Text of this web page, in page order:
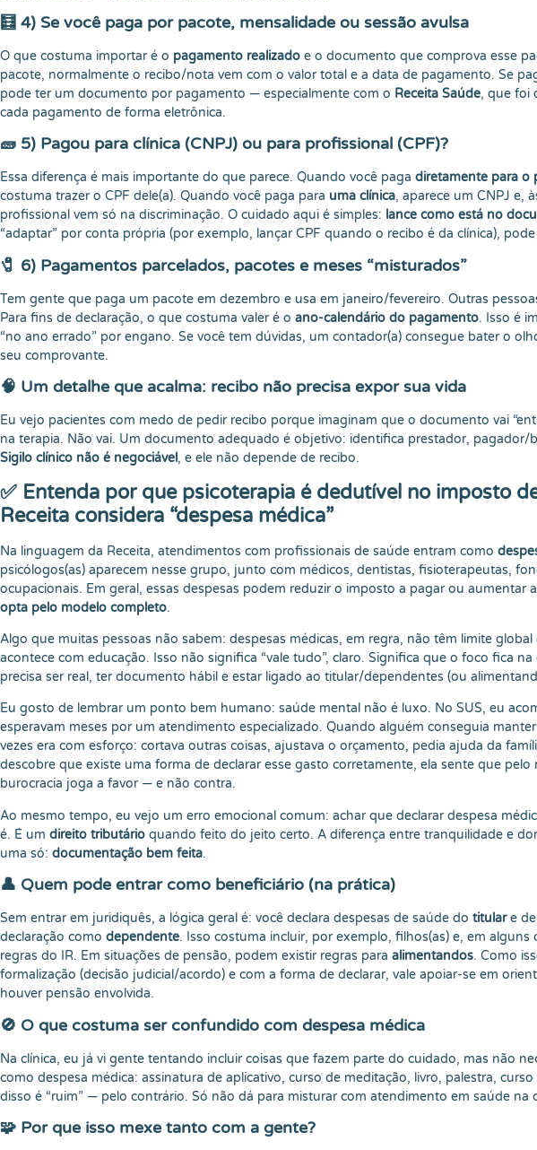
🧮 4) Se você paga por pacote, mensalidade ou sessão avulsa
O que costuma importar é o pagamento realizado e o documento que comprova esse
pacote, normalmente o recibo/nota vem com o valor total e a data de pagamento. Se
pode ter um documento por pagamento — especialmente com o Receita Saúde, que foi
cada pagamento de forma eletrônica.
🧱 5) Pagou para clínica (CNPJ) ou para profissional (CPF)?
Essa diferença é mais importante do que parece. Quando você paga diretamente para o
costuma trazer o CPF dele(a). Quando você paga para uma clínica, aparece um CNPJ e,
profissional vem só na discriminação. O cuidado aqui é simples: lance como está no
“adaptar” por conta própria (por exemplo, lançar CPF quando o recibo é da clínica),
🧷 6) Pagamentos parcelados, pacotes e meses “misturados”
Tem gente que paga um pacote em dezembro e usa em janeiro/fevereiro. Outras
Para fins de declaração, o que costuma valer é o ano-calendário do pagamento. Isso é
“no ano errado” por engano. Se você tem dúvidas, um contador(a) consegue bater o
seu comprovante.
🧠 Um detalhe que acalma: recibo não precisa expor sua vida
Eu vejo pacientes com medo de pedir recibo porque imaginam que o documento vai
na terapia. Não vai. Um documento adequado é objetivo: identifica prestador, pagador/
Sigilo clínico não é negociável, e ele não depende de recibo.
✅ Entenda por que psicoterapia é dedutível no imposto
Receita considera “despesa médica”
Na linguagem da Receita, atendimentos com profissionais de saúde entram como
psicólogos(as) aparecem nesse grupo, junto com médicos, dentistas, fisioterapeutas,
ocupacionais. Em geral, essas despesas podem reduzir o imposto a pagar ou aumentar
opta pelo modelo completo.
Algo que muitas pessoas não sabem: despesas médicas, em regra, não têm limite
acontece com educação. Isso não significa “vale tudo”, claro. Significa que o foco fica na
precisa ser real, ter documento hábil e estar ligado ao titular/dependentes (ou
Eu gosto de lembrar um ponto bem humano: saúde mental não é luxo. No SUS, eu
esperavam meses por um atendimento especializado. Quando alguém conseguia
vezes era com esforço: cortava outras coisas, ajustava o orçamento, pedia ajuda da
descobre que existe uma forma de declarar esse gasto corretamente, ela sente que pelo
burocracia joga a favor — e não contra.
Ao mesmo tempo, eu vejo um erro emocional comum: achar que declarar despesa
é. É um direito tributário quando feito do jeito certo. A diferença entre tranquilidade e
uma só: documentação bem feita.
👤 Quem pode entrar como beneficiário (na prática)
Sem entrar em juridiquês, a lógica geral é: você declara despesas de saúde do titulare de
declaração como dependente. Isso costuma incluir, por exemplo, filhos(as) e, em
regras do IR. Em situações de pensão, podem existir regras para alimentandos. Como
formalização (decisão judicial/acordo) e com a forma de declarar, vale apoiar-se em
houver pensão envolvida.
🚫 O que costuma ser confundido com despesa médica
Na clínica, eu já vi gente tentando incluir coisas que fazem parte do cuidado, mas não
como despesa médica: assinatura de aplicativo, curso de meditação, livro, palestra,
disso é “ruim” — pelo contrário. Só não dá para misturar com atendimento em saúde na
🧩 Por que isso mexe tanto com a gente?